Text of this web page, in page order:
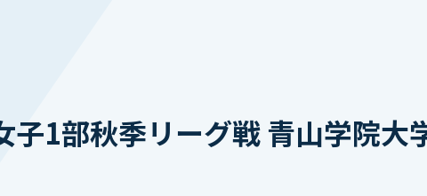
子1部秋季リーグ戦 青山学院大